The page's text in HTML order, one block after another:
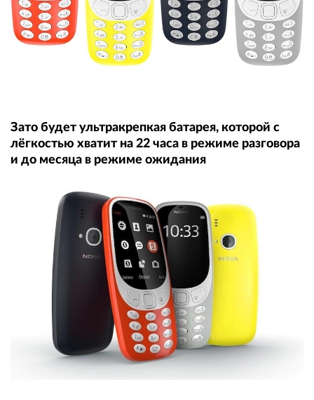
Зато будет ультракрепкая батарея, которой с
лёгкостью хватит на 22 часа в режиме разговора
и до месяца в режиме ожидания